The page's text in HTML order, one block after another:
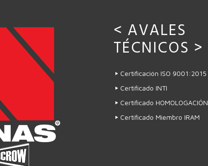
< AVALES
TÉCNICOS >
Certificación ISO 9001:2015
Certificado INTI
Certificado HOMOLOGACIÓN
Certificado Miembro IRAM